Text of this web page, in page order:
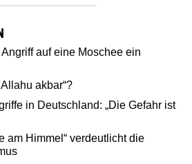
auf eine Moschee ein
akbar“?
in Deutschland: „Die Gefahr ist
am Himmel“ verdeutlicht die